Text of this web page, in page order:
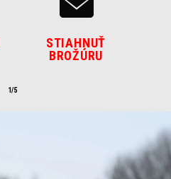
STIAHNUŤ
BROŽÚRU
1/5